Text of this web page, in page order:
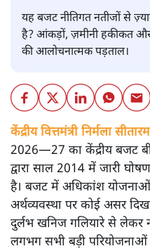
यह बजट नीतिगत नतीजों से
है? आंकड़ों, ज़मीनी हकीकत और
की आलोचनात्मक पड़ताल।
केंद्रीय वित्तमंत्री निर्मला
2026—27 का केंद्रीय बजट
द्वारा साल 2014 में जारी
है। बजट में अधिकांश
अर्थव्यवस्था पर कोई असर
दुर्लभ खनिज गलियारे से लेकर
लगभग सभी बड़ी